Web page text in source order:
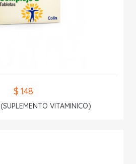
$ 1.48
VITAMINICO)